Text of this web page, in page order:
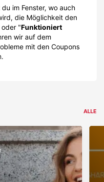
im Fenster, wo auch
die Möglichkeit den
oder "Funktioniert
wir auf dem
mit den Coupons
ALLE